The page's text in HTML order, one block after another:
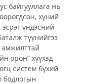
байгууллага нь
хүний
үндэсний
түүнийгээ
амжилттай
орон” хүүхэд
систем бүхий
бодлогын